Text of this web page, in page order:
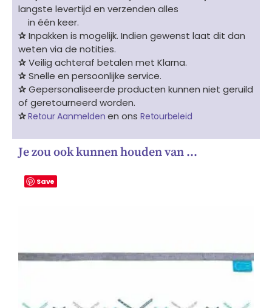
langste levertijd en verzenden alles
in één keer.
✰Inpakken is mogelijk. Indien gewenst laat dit dan
weten via de notities.
✰Veilig achteraf betalen met Klarna.
✰Snelle en persoonlijke service.
✰Gepersonaliseerde producten kunnen niet geruild
of geretourneerd worden.
✰Retour Aanmelden en ons Retourbeleid
Je zou ook kunnen houden van …
Save